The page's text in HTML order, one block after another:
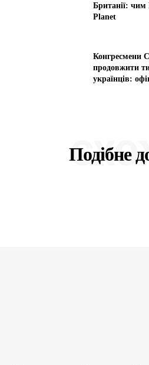
Британії: чим
Planet
Конгресмени
продовжити
українців:
Подібне